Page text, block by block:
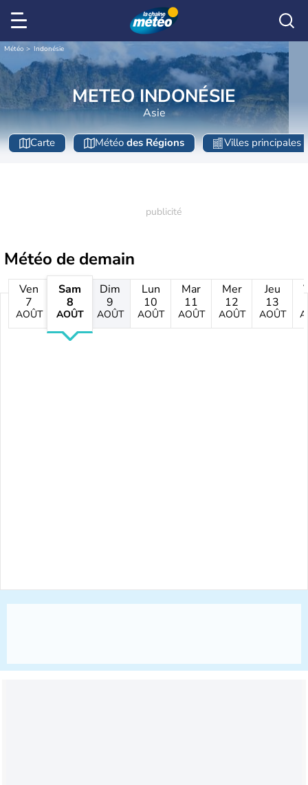
Météo Indonésie
METEO INDONÉSIE
Asie
Carte Météo des Régions Villes principales
Météo de demain
Ven
7
AOÛT
Sam
8
AOÛT
Dim
9
AOÛT
Lun
10
AOÛT
Mar
11
AOÛT
Mer
12
AOÛT
Jeu
13
AOÛT